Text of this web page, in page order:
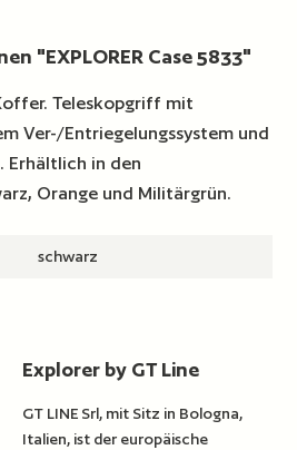
"EXPLORER Case 5833"
Teleskopgriff mit
Ver-/Entriegelungssystem und
Erhältlich in den
Orange und Militärgrün.
schwarz
Explorer by GT Line
GT LINE Srl, mit Sitz in Bologna,
Italien, ist der europäische